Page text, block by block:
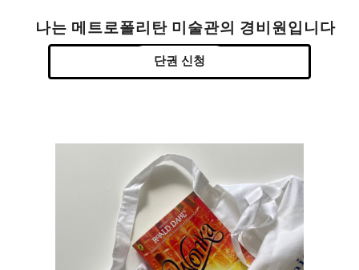
나는 메트로폴리탄 미술관의 경비원입니다
단권 신청